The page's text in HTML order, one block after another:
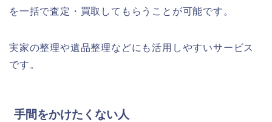
を一括で査定・買取してもらうことが可能です。
実家の整理や遺品整理などにも活用しやすいサービス
です。
手間をかけたくない人